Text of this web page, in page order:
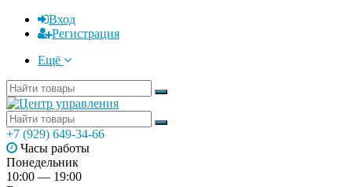
Вход
Регистрация
Ещё
+7 (929) 649-34-66
Часы работы
Понедельник
10:00 — 19:00